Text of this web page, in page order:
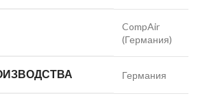
CompAir
(Германия)
Германия